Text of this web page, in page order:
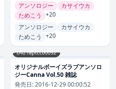
アンソロジー
カサイウカ
ためこう
+20
アンソロジー
カサイウカ
ためこう
+20
b421aptcc00092
オリジナルボーイズラブアンソロ
ジーCanna Vol.50 雑誌
発売日:2016-12-29 00:00:52